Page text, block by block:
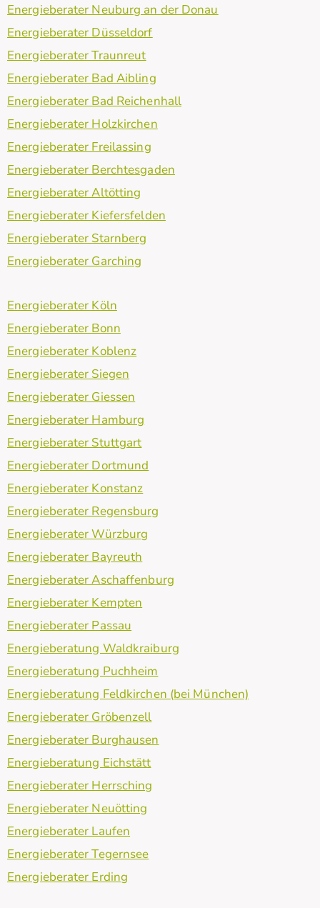
Energieberater Neuburg an der Donau
Energieberater Düsseldorf
Energieberater Traunreut
Energieberater Bad Aibling
Energieberater Bad Reichenhall
Energieberater Holzkirchen
Energieberater Freilassing
Energieberater Berchtesgaden
Energieberater Altötting
Energieberater Kiefersfelden
Energieberater Starnberg
Energieberater Garching
Energieberater Köln
Energieberater Bonn
Energieberater Koblenz
Energieberater Siegen
Energieberater Giessen
Energieberater Hamburg
Energieberater Stuttgart
Energieberater Dortmund
Energieberater Konstanz
Energieberater Regensburg
Energieberater Würzburg
Energieberater Bayreuth
Energieberater Aschaffenburg
Energieberater Kempten
Energieberater Passau
Energieberatung Waldkraiburg
Energieberatung Puchheim
Energieberatung Feldkirchen (bei München)
Energieberater Gröbenzell
Energieberater Burghausen
Energieberatung Eichstätt
Energieberater Herrsching
Energieberater Neuötting
Energieberater Laufen
Energieberater Tegernsee
Energieberater Erding